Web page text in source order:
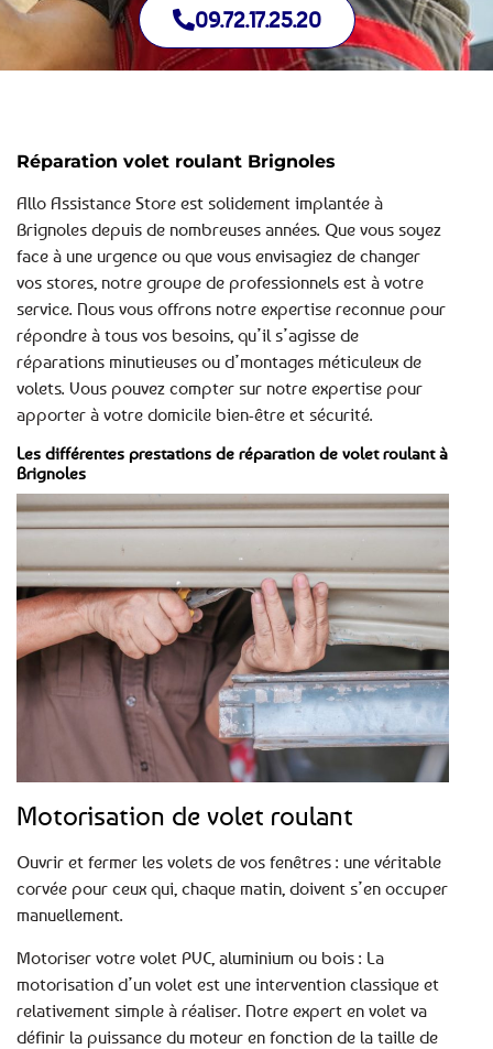
09.72.17.25.20
Réparation volet roulant Brignoles
Allo Assistance Store est solidement implantée à
Brignoles depuis de nombreuses années. Que vous soyez
face à une urgence ou que vous envisagiez de changer
vos stores, notre groupe de professionnels est à votre
service. Nous vous offrons notre expertise reconnue pour
répondre à tous vos besoins, qu’il s’agisse de
réparations minutieuses ou d’montages méticuleux de
volets. Vous pouvez compter sur notre expertise pour
apporter à votre domicile bien-être et sécurité.
Les différentes prestations de réparation de volet roulant à
Brignoles
Motorisation de volet roulant
Ouvrir et fermer les volets de vos fenêtres : une véritable
corvée pour ceux qui, chaque matin, doivent s’en occuper
manuellement.
Motoriser votre volet PVC, aluminium ou bois : La
motorisation d’un volet est une intervention classique et
relativement simple à réaliser. Notre expert en volet va
définir la puissance du moteur en fonction de la taille de